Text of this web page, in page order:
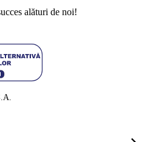
alături de noi!